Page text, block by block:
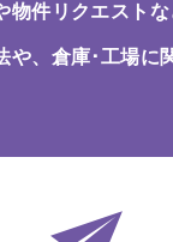
物件リクエスト
や、倉庫･工場に